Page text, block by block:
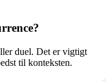
duel. Det er vigtigt
til konteksten.